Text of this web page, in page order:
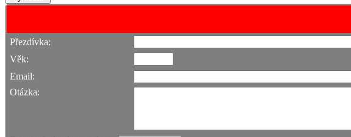
Přezdívka:
Věk:
Email:
Otázka: